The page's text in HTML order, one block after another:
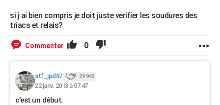
si j ai bien compris je doit juste verifier les soudures des
triacs et relais?
Commenter 0
stf_jpd87 29 945
22 janv. 2013 à 07:47
c'est un début.